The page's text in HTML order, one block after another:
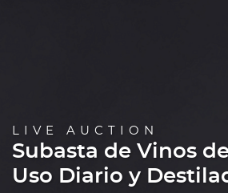
LIVE AUCTION
Subasta de Vinos
Uso Diario y